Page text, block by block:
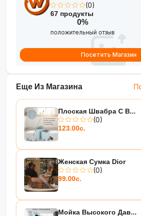
Еще Из Магазина
Плоская Швабра С В...
(0)
123.00с.
Женская Сумка Dior
(0)
99.00с.
Мойка Высокого Дав...
(0)
67 продукты
0%
положительный отзыв
Посетить Магазин